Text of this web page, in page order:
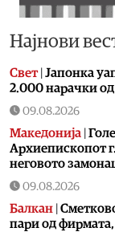
Најнови
Свет| Јапонка
2.000 нарачки
09.08.2026
Македонија
Архиепископот
неговото
09.08.2026
Балкан
пари од